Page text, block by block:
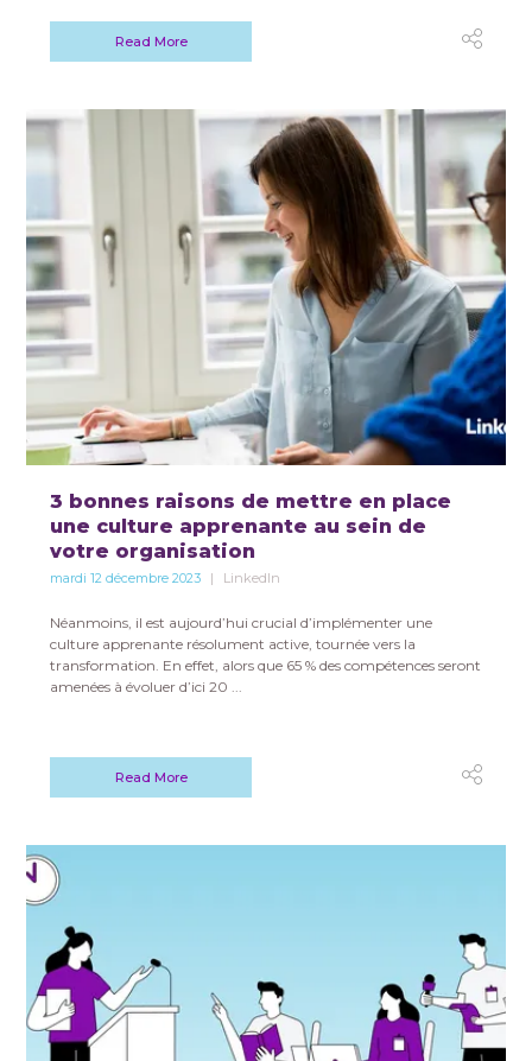
Read More
3 bonnes raisons de mettre en place
une culture apprenante au sein de
votre organisation
mardi 12 décembre 2023 LinkedIn
Néanmoins, il est aujourd’hui crucial d’implémenter une
culture apprenante résolument active, tournée vers la
transformation. En effet, alors que 65 % des compétences seront
amenées à évoluer d’ici 20 ...
Read More